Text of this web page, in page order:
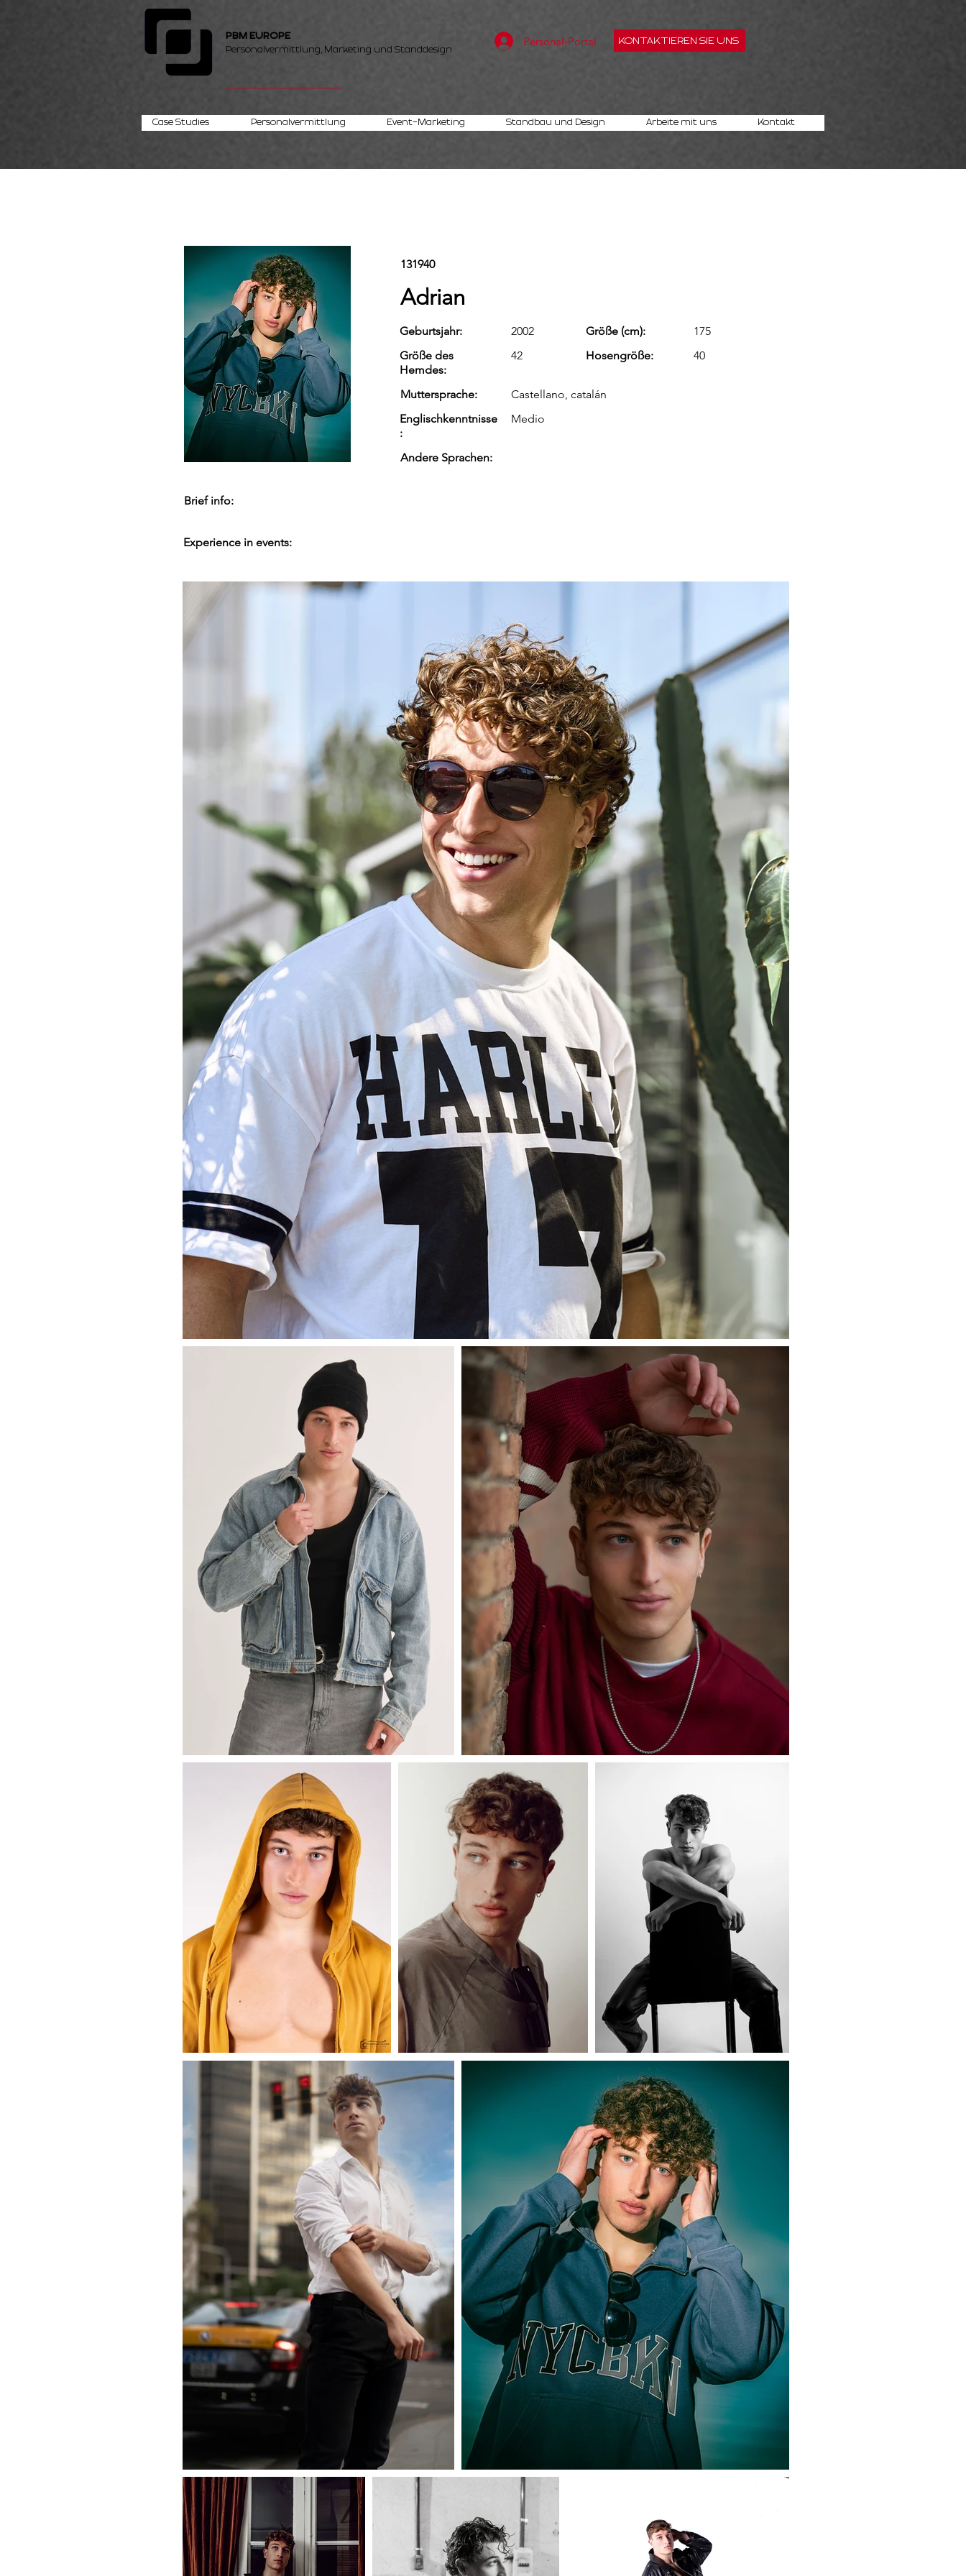
PBM EUROPE
Personalvermittlung, Marketing und Standdesign
Personal-Portal KONTAKTIEREN SIE UNS
Case Studies Personalvermittlung Event-Marketing Standbau und Design Arbeite mit uns Kontakt
131940
Adrian
Geburtsjahr: 2002 Größe (cm):
175
Größe des
Hemdes:
42 Hosengröße: 40
Muttersprache:
Castellano, catalán
Englischkenntnisse
:
Medio
Andere Sprachen:
Brief info:
Experience in events: